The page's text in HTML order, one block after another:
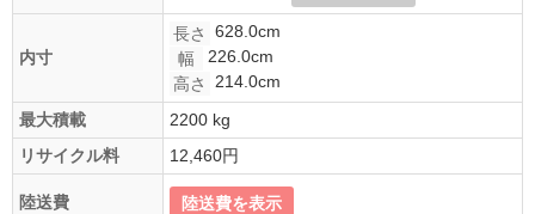
内寸
長さ
628.0cm
幅
226.0cm
高さ
214.0cm
最大積載
2200 kg
リサイクル料
12,460円
陸送費 陸送費を表示